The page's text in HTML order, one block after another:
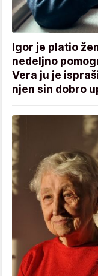
Igor je platio
nedeljno
Vera ju je
njen sin dobro